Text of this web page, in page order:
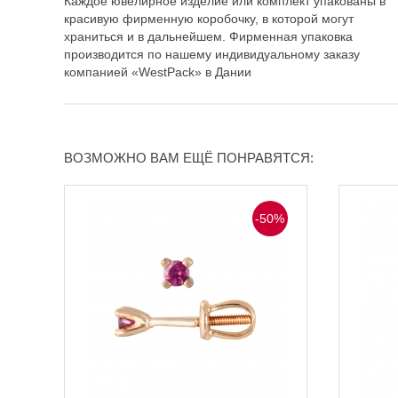
красивую фирменную коробочку, в которой могут
храниться и в дальнейшем. Фирменная упаковка
производится по нашему индивидуальному заказу
компанией «WestPack» в Дании
ВОЗМОЖНО ВАМ ЕЩЁ ПОНРАВЯТСЯ:
-50%